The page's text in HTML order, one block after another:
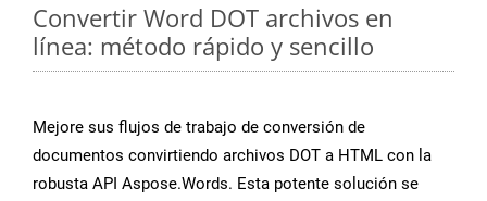
Convertir Word DOT archivos en
línea: método rápido y sencillo
Mejore sus flujos de trabajo de conversión de
documentos convirtiendo archivos DOT a HTML con la
robusta API Aspose.Words. Esta potente solución se